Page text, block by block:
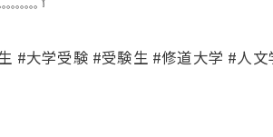
#大学受験 #受験生 #修道大学 #人文